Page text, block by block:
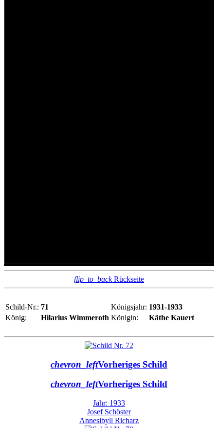
flip_to_backRückseite
Schild-Nr.: 71 Königsjahr: 1931-1933
König:
Hilarius Wimmeroth Königin: Käthe Kauert
chevron_leftVorheriges Schild
chevron_leftVorheriges Schild
Jahr: 1933
Josef Schöster
Annesibyll Richarz